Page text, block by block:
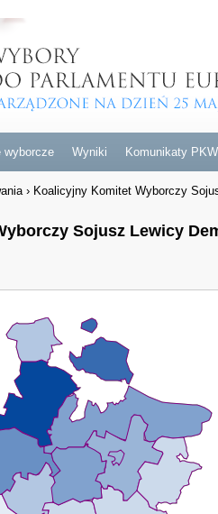
wyborcze Wyniki Komunikaty PKW
› Koalicyjny Komitet Wyborczy
Sojusz Lewicy